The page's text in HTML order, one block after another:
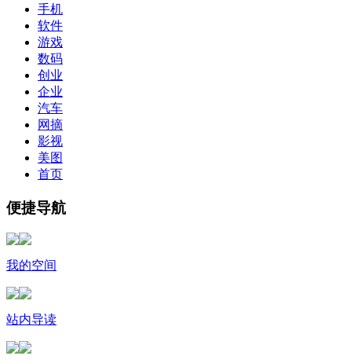
手机
软件
游戏
数码
创业
企业
汽车
网摘
影视
美图
首页
便捷导航
我的空间
站内导读